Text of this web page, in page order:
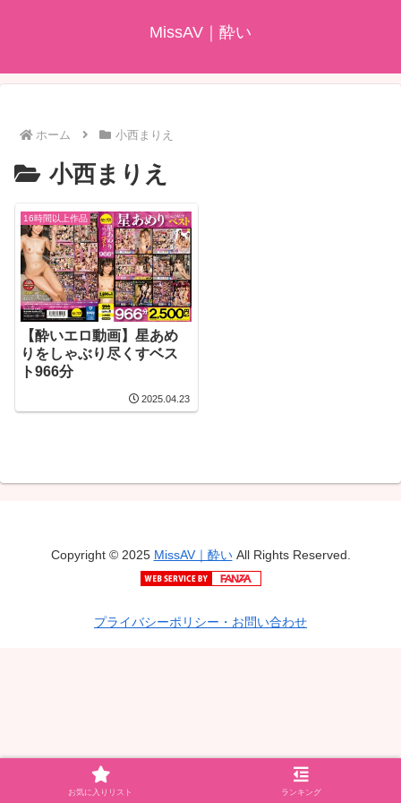
MissAV｜酔い
ホーム 小西まりえ
小西まりえ
16時間以上作品
【酔いエロ動画】星あめ
りをしゃぶり尽くすベス
ト966分
2025.04.23
Copyright © 2025 MissAV｜酔いAll Rights Reserved.
プライバシーポリシー・お問い合わせ
お気に入りリスト ランキング